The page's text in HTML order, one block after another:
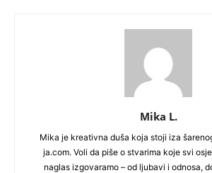
Mika L.
Mika je kreativna duša koja stoji iza
ja.com. Voli da piše o stvarima koje svi
naglas izgovaramo – od ljubavi i odnosa,